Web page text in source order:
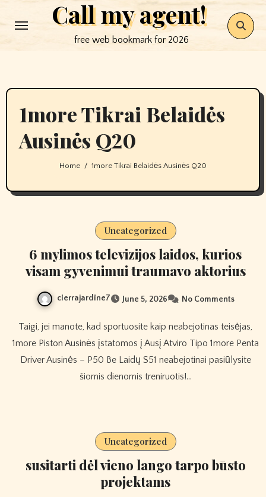
to
Call my agent!
free web bookmark for 2026
1more Tikrai Belaidės
Ausinės Q20
Home 1more Tikrai Belaidės Ausinės Q20
Uncategorized
6 mylimos televizijos laidos, kurios
visam gyvenimui traumavo aktorius
cierrajardine7 June 5, 2026 No Comments
Taigi, jei manote, kad sportuosite kaip neabejotinas teisėjas,
1more Piston Ausinės įstatomos į Ausį Atviro Tipo 1more Penta
Driver Ausinės – P50 Be Laidų S51 neabejotinai pasiūlysite
šiomis dienomis treniruotis!…
Uncategorized
susitarti dėl vieno lango tarpo būsto
projektams